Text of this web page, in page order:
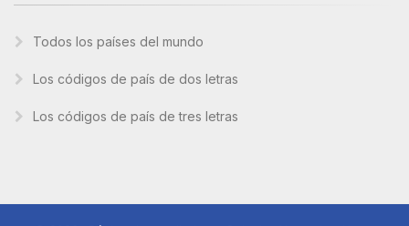
Todos los países del mundo
Los códigos de país de dos letras
Los códigos de país de tres letras